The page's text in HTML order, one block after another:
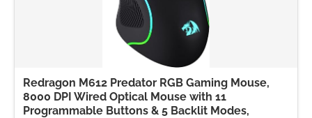
Redragon M612 Predator RGB Gaming Mouse,
8000 DPI Wired Optical Mouse with 11
Programmable Buttons & 5 Backlit Modes,